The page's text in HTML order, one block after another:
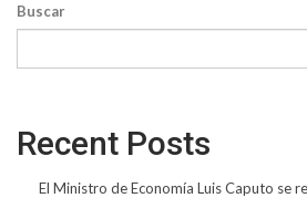
Buscar
Recent Posts
El Ministro de Economía Luis Caputo se